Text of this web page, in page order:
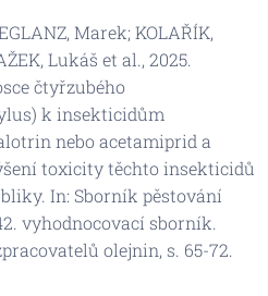
Marek; KOLAŘÍK,
Lukáš et al., 2025.
čtyřzubého
k insekticidům
nebo acetamiprid a
toxicity těchto insekticidů
In: Sborník pěstování
vyhodnocovací sborník.
olejnin, s. 65-72.